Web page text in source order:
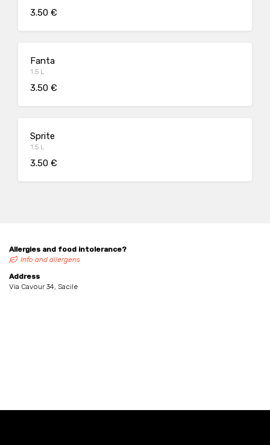
3.50 €
Fanta
1.5 L
3.50 €
Sprite
1.5 L
3.50 €
Allergies and food intolerance?
Info and allergens
Address
Via Cavour 34, Sacile